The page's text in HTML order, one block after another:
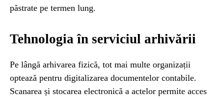
păstrate pe termen lung.
Tehnologia în serviciul arhivării
Pe lângă arhivarea fizică, tot mai multe organizații
optează pentru digitalizarea documentelor contabile.
Scanarea și stocarea electronică a actelor permite acces